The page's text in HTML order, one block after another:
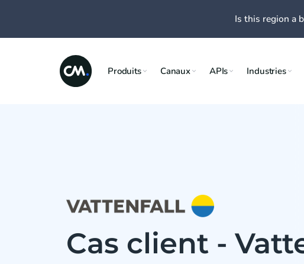
Produits Canaux APIs Industries
Cas client -
Is this region a